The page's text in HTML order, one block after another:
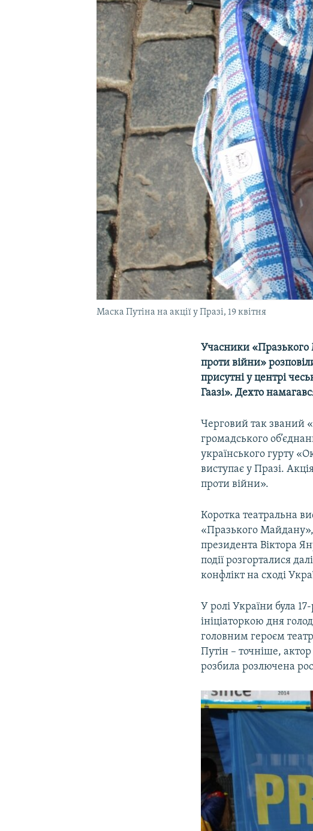
УКРАЇНСЬКА ПРОБЛЕМА КРИМУ
Маска Путіна на акції у Празі, 19 квітня
Учасники «Празького
проти війни»
присутні у центрі
Гаазі». Дехто
Черговий так званий
громадського
українського гурту
виступає у Празі.
проти війни».
Коротка театральна
«Празького
президента Віктора
події розгорталися
конфлікт на сході
У ролі України була
ініціаторкою дня
головним героєм
Путін – точніше,
розбила розлючена